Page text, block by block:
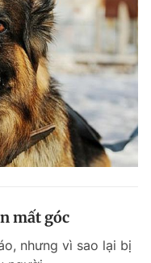
mất góc
nhưng vì sao lại bị